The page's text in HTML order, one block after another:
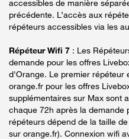
accessibles de manière
précédente. L’accès aux
répéteurs accessibles via les
Répéteur Wifi 7 : Les
demande pour les offres
d'Orange. Le premier répéteur
orange.fr pour les offres
supplémentaires sur Max sont
chaque 72h après la demande
répéteurs dépend de la taille
sur orange.fr). Connexion wifi